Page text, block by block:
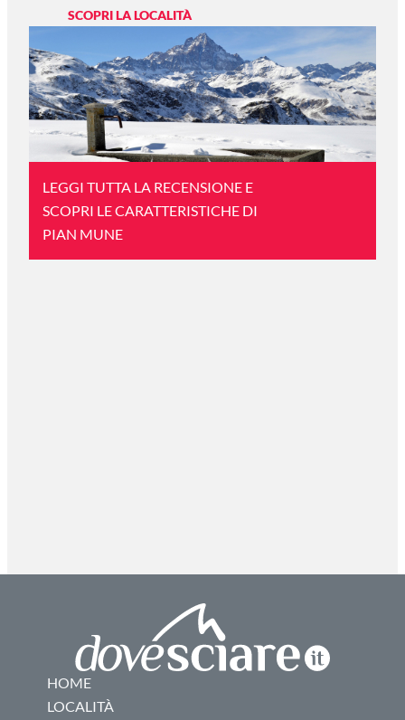
SCOPRI LA LOCALITÀ
LEGGI TUTTA LA RECENSIONE E
SCOPRI LE CARATTERISTICHE DI
PIAN MUNE
HOME
LOCALITÀ